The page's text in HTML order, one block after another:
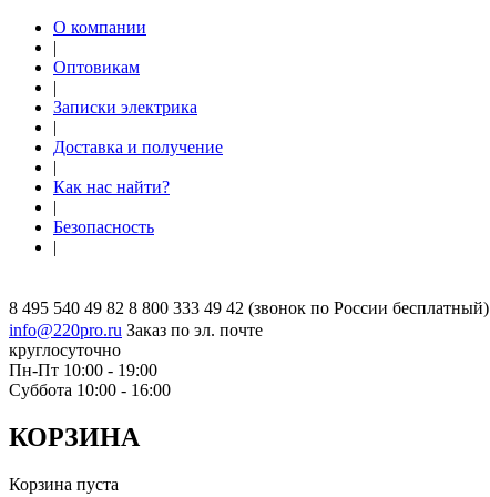
О компании
|
Оптовикам
|
Записки электрика
|
Доставка и получение
|
Как нас найти?
|
Безопасность
|
8 495 540 49 82 8 800 333 49 42 (звонок по России бесплатный)
info@220pro.ru Заказ по эл. почте
круглосуточно
Пн-Пт 10:00 - 19:00
Суббота 10:00 - 16:00
КОРЗИНА
Корзина пуста